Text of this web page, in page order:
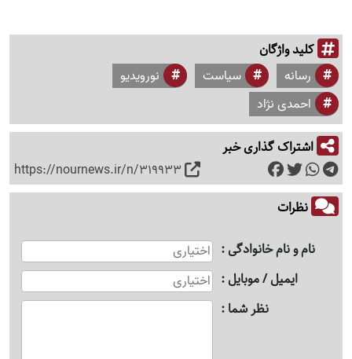
کلید واژگان
رسانه سیاست
نورویدیو
احمدی نژاد
اشتراک گذاری خبر
https://nournews.ir/n/319933
نظرات
نام و نام خانوادگی
ایمیل / موبایل
نظر شما